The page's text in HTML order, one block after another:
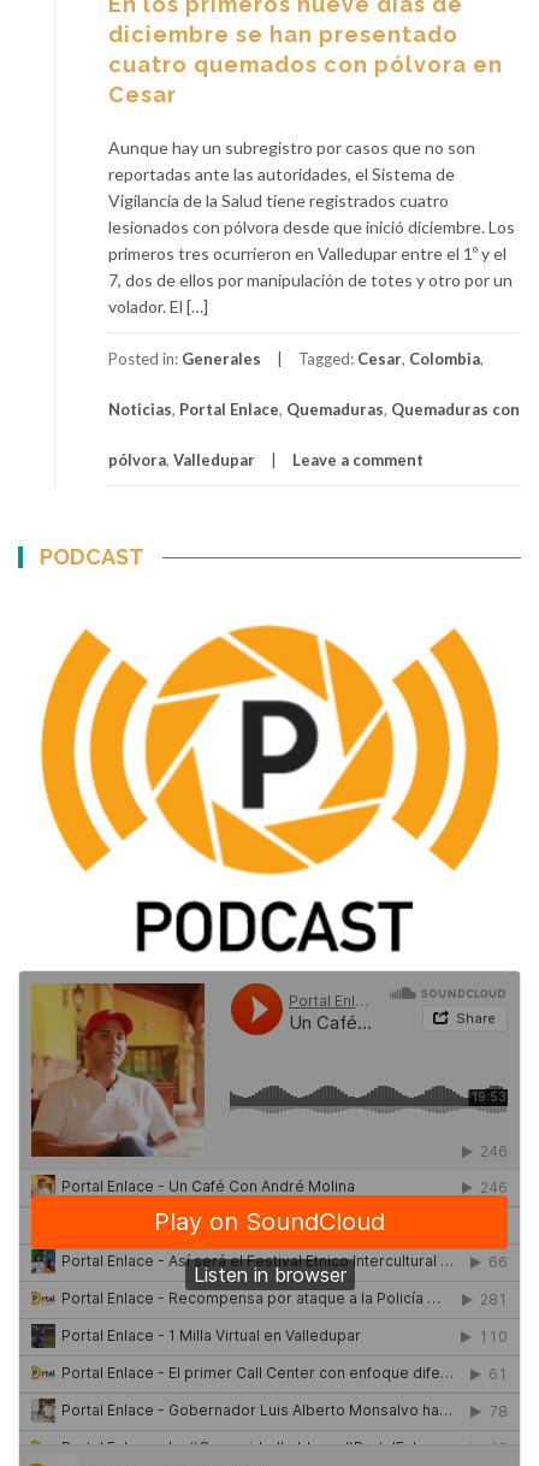
diciembre se han presentado
cuatro quemados con pólvora en
Cesar
Aunque hay un subregistro por casos que no son
reportadas ante las autoridades, el Sistema de
Vigilancia de la Salud tiene registrados cuatro
lesionados con pólvora desde que inició diciembre. Los
primeros tres ocurrieron en Valledupar entre el 1º y el
7, dos de ellos por manipulación de totes y otro por un
volador. El […]
Posted in: Generales Tagged: Cesar, Colombia,
Noticias, Portal Enlace, Quemaduras, Quemaduras con
pólvora, Valledupar Leave a comment
PODCAST